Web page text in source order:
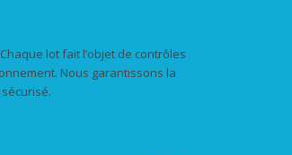
lot fait l’objet de contrôles
Nous garantissons la